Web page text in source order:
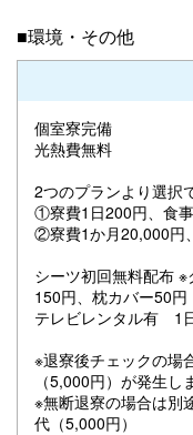
■環境・その他
個室寮完備
光熱費無料
2つのプランより選択
①寮費1日200円、食
②寮費1か月20,000円
シーツ初回無料配布
150円、枕カバー50円
テレビレンタル有 1
※退寮後チェックの場
（5,000円）が発生し
※無断退寮の場合は別
代（5,000円）